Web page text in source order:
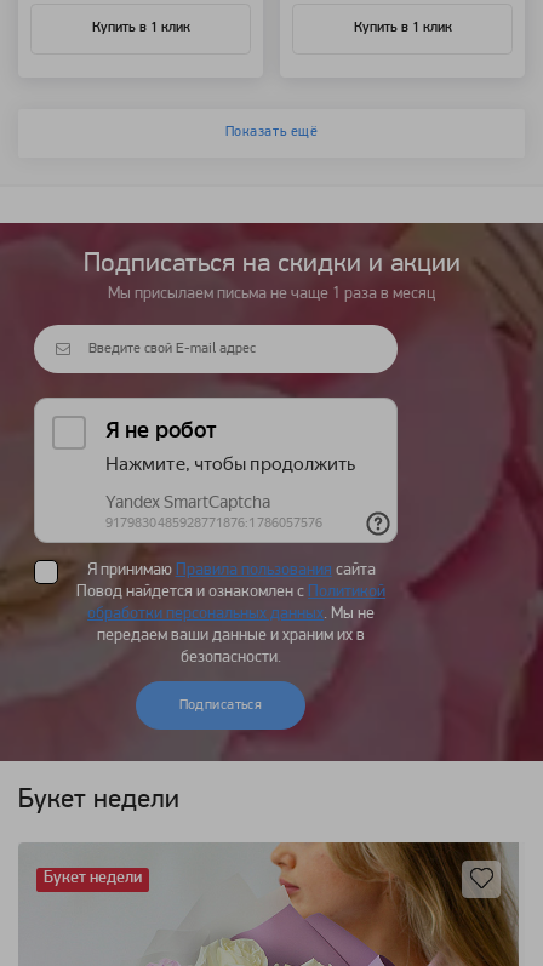
Купить в 1 клик Купить в 1 клик
Показать ещё
Подписаться на cкидки и акции
Мы присылаем письма не чаще 1 раза в месяц
Я принимаю Правила пользования сайта
Повод найдется и ознакомлен с Политикой
обработки персональных данных. Мы не
передаем ваши данные и храним их в
безопасности.
Подписаться
Букет недели
Букет недели